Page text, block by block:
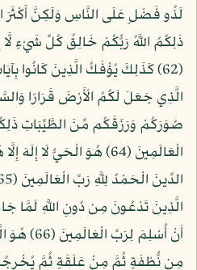
ذَلِكُمُ اللَّهُ رَبُّكُمْ خَالِقُ كُلِّ شَيْءٍ لَّا
الَّذِي جَعَلَ لَكُمُ الْأَرْضَ قَرَارًا
صُوَرَكُمْ وَرَزَقَكُم مِّنَ الطَّيِّبَاتِ
الْعَالَمِينَ (64) هُوَ الْحَيُّ
الَّذِينَ تَدْعُونَ مِن دُونِ اللَّهِ لَمَّا
أَنْ أُسْلِمَ
مِن نُّطْفَةٍ ثُمَّ مِنْ عَلَقَةٍ ثُمَّ